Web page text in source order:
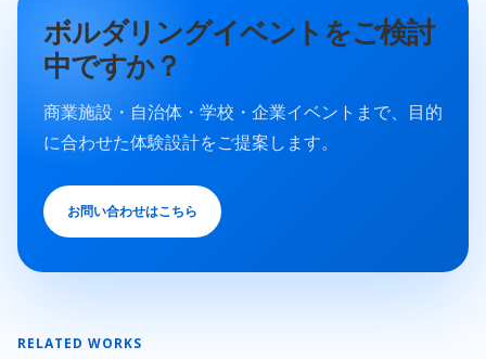
ボルダリングイベントをご検討
中ですか？
商業施設・自治体・学校・企業イベントまで、目的
に合わせた体験設計をご提案します。
お問い合わせはこちら
RELATED WORKS